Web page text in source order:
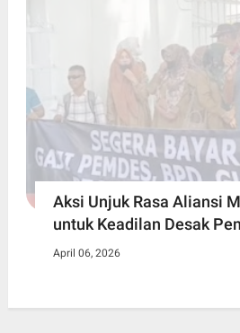
Aksi Unjuk Rasa Aliansi
untuk Keadilan Desak
April 06, 2026